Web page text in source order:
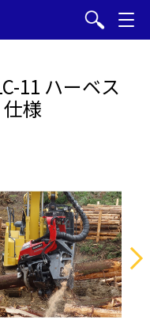
11 ハーベス
様